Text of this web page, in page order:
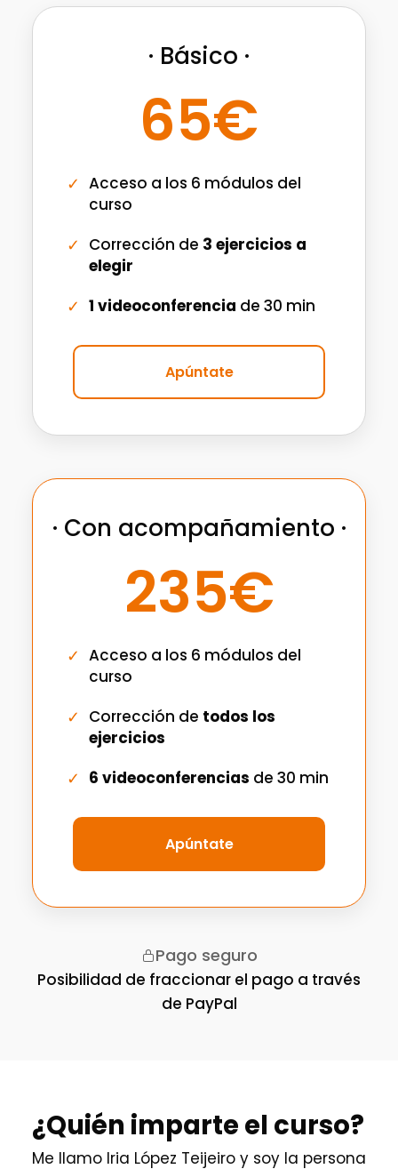
· Básico ·
65€
Acceso a los 6 módulos del
curso
Corrección de 3 ejercicios a
elegir
1 videoconferencia de 30 min
Apúntate
· Con acompañamiento ·
235€
Acceso a los 6 módulos del
curso
Corrección de todos los
ejercicios
6 videoconferencias de 30 min
Apúntate
Pago seguro
Posibilidad de fraccionar el pago a través
de PayPal
¿Quién imparte el curso?
Me llamo Iria López Teijeiro y soy la persona